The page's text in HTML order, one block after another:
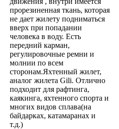
прорезиненная ткань, которая
не дает жилету подниматься
вверх при попадании
человека в воду. Есть
передний карман,
регулировочные ремни и
молнии по всем
сторонам.Яхтенный жилет,
аналог жилета Gili. Отлично
подходит для рафтинга,
каякинга, яхтенного спорта и
многих видов сплава(на
байдарках, катамаранах и
т.д.)